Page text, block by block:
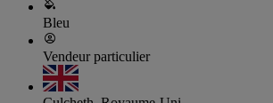
Bleu
Vendeur particulier